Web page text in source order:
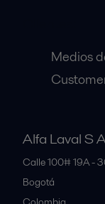
Medios
Alfa Laval S
Calle 100# 19A -
Bogotá